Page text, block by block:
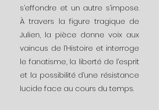
s’effondre et un autre s’impose.
À travers la figure tragique de
Julien, la pièce donne voix aux
vaincus de l’Histoire et interroge
le fanatisme, la liberté de l’esprit
et la possibilité d’une résistance
lucide face au cours du temps.